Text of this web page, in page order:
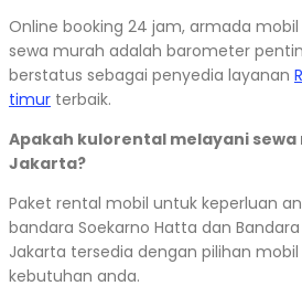
Online booking 24 jam, armada
sewa murah adalah barometer
berstatus sebagai penyedia layanan
timur terbaik.
Apakah kulorental melayani
Jakarta?
Paket rental mobil untuk keperluan
bandara Soekarno Hatta dan
Jakarta tersedia dengan pilihan
kebutuhan anda.